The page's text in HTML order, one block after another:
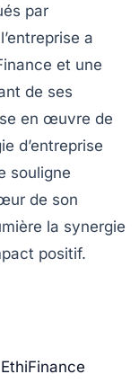
par
a
et une
de ses
en œuvre de
d’entreprise
souligne
de son
la synergie
positif.